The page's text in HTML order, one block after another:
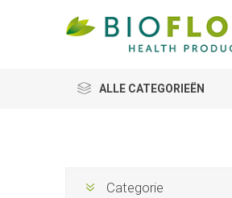
ALLE CATEGORIEËN
Categorie